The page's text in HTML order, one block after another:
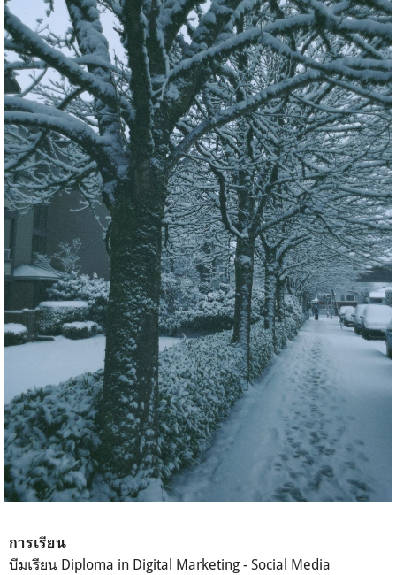
การเรียน
บีมเรียน Diploma in Digital Marketing - Social Media